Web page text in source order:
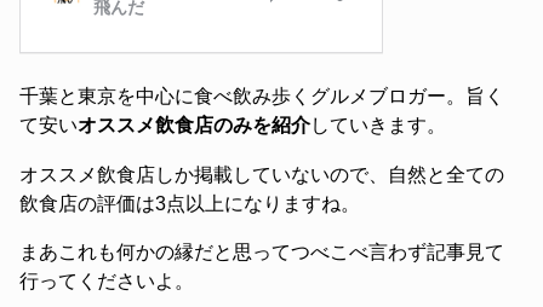
千葉と東京を中心に食べ飲み歩くグルメブロガー。旨く
て安いオススメ飲食店のみを紹介していきます。
オススメ飲食店しか掲載していないので、自然と全ての
飲食店の評価は3点以上になりますね。
まあこれも何かの縁だと思ってつべこべ言わず記事見て
行ってくださいよ。